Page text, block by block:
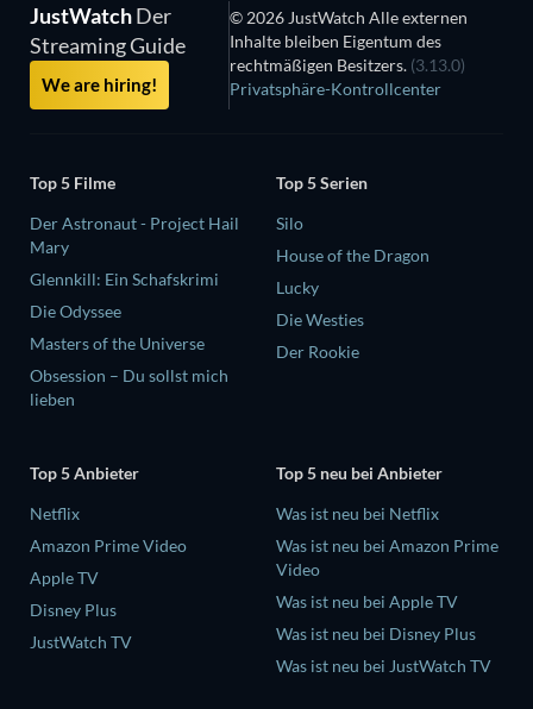
JustWatchDer
Streaming Guide
We are hiring!
© 2026 JustWatch Alle externen
Inhalte bleiben Eigentum des
rechtmäßigen Besitzers. (3.13.0)
Privatsphäre-Kontrollcenter
Top 5 Filme
Der Astronaut - Project Hail
Mary
Glennkill: Ein Schafskrimi
Die Odyssee
Masters of the Universe
Obsession – Du sollst mich
lieben
Top 5 Serien
Silo
House of the Dragon
Lucky
Die Westies
Der Rookie
Top 5 Anbieter
Netflix
Amazon Prime Video
Apple TV
Disney Plus
JustWatch TV
Top 5 neu bei Anbieter
Was ist neu bei Netflix
Was ist neu bei Amazon Prime
Video
Was ist neu bei Apple TV
Was ist neu bei Disney Plus
Was ist neu bei JustWatch TV